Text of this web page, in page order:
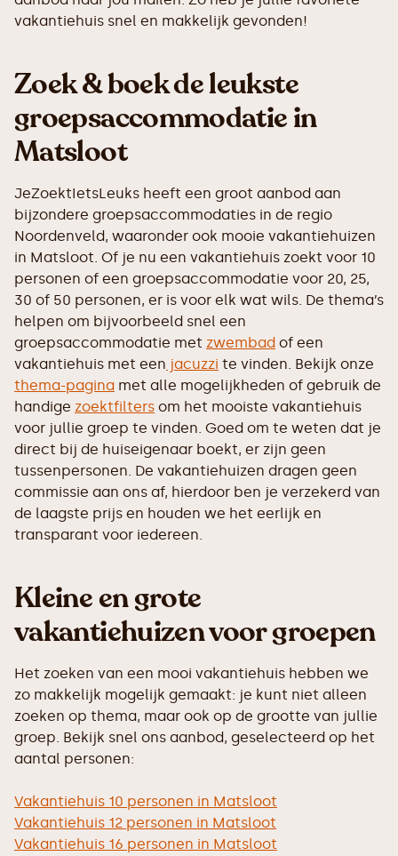
vakantiehuis snel en makkelijk gevonden!
Zoek & boek de leukste
groepsaccommodatie in
Matsloot
JeZoektIetsLeuks heeft een groot aanbod aan
bijzondere groepsaccommodaties in de regio
Noordenveld, waaronder ook mooie vakantiehuizen
in Matsloot. Of je nu een vakantiehuis zoekt voor 10
personen of een groepsaccommodatie voor 20, 25,
30 of 50 personen, er is voor elk wat wils. De thema’s
helpen om bijvoorbeeld snel een
groepsaccommodatie met zwembad of een
vakantiehuis met een jacuzzi te vinden. Bekijk onze
thema-pagina met alle mogelijkheden of gebruik de
handige zoektfilters om het mooiste vakantiehuis
voor jullie groep te vinden. Goed om te weten dat je
direct bij de huiseigenaar boekt, er zijn geen
tussenpersonen. De vakantiehuizen dragen geen
commissie aan ons af, hierdoor ben je verzekerd van
de laagste prijs en houden we het eerlijk en
transparant voor iedereen.
Kleine en grote
vakantiehuizen voor groepen
Het zoeken van een mooi vakantiehuis hebben we
zo makkelijk mogelijk gemaakt: je kunt niet alleen
zoeken op thema, maar ook op de grootte van jullie
groep. Bekijk snel ons aanbod, geselecteerd op het
aantal personen:
Vakantiehuis 10 personen in Matsloot
Vakantiehuis 12 personen in Matsloot
Vakantiehuis 16 personen in Matsloot